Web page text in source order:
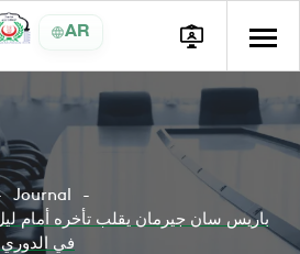
AR
Journal
باريس سان جيرمان يقلب تأخره أمام
في